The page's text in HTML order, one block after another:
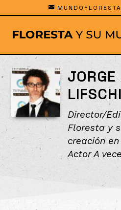
JORGE
Director/
Floresta y
creación
Actor A